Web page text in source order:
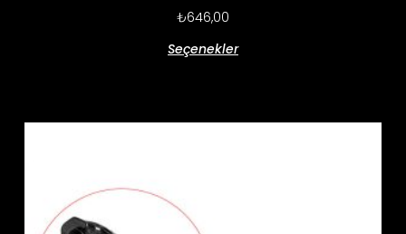
₺646,00
Seçenekler